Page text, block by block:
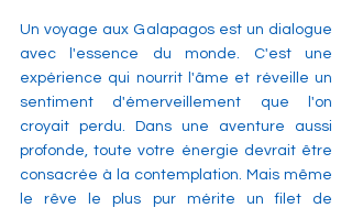
Un voyage aux Galapagos est un dialogue
avec l'essence du monde. C'est une
expérience qui nourrit l'âme et réveille un
sentiment d'émerveillement que l'on
croyait perdu. Dans une aventure aussi
profonde, toute votre énergie devrait être
consacrée à la contemplation. Mais même
le rêve le plus pur mérite un filet de